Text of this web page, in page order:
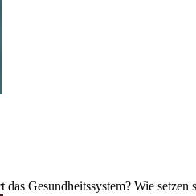
Gesundheitssystem? Wie setzen